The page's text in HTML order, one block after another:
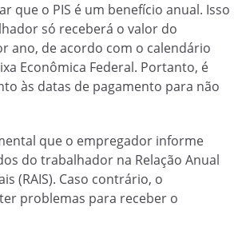
que o PIS é um benefício anual. Isso
só receberá o valor do
ano, de acordo com o calendário
Econômica Federal. Portanto, é
às datas de pagamento para não
que o empregador informe
do trabalhador na Relação Anual
(RAIS). Caso contrário, o
problemas para receber o